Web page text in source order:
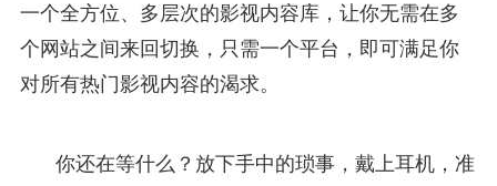
一个全方位、多层次的影视内容库，让你无需在多
个网站之间来回切换，只需一个平台，即可满足你
对所有热门影视内容的渴求。
你还在等什么？放下手中的琐事，戴上耳机，准